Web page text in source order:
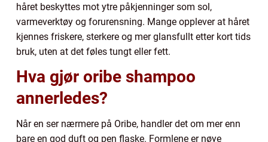
håret beskyttes mot ytre påkjenninger som sol,
varmeverktøy og forurensning. Mange opplever at håret
kjennes friskere, sterkere og mer glansfullt etter kort tids
bruk, uten at det føles tungt eller fett.
Hva gjør oribe shampoo
annerledes?
Når en ser nærmere på Oribe, handler det om mer enn
bare en god duft og pen flaske. Formlene er nøye